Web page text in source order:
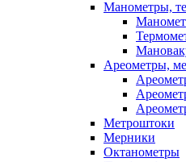
Манометры,
Ареометры,
Метроштоки
Мерники
Октанометры